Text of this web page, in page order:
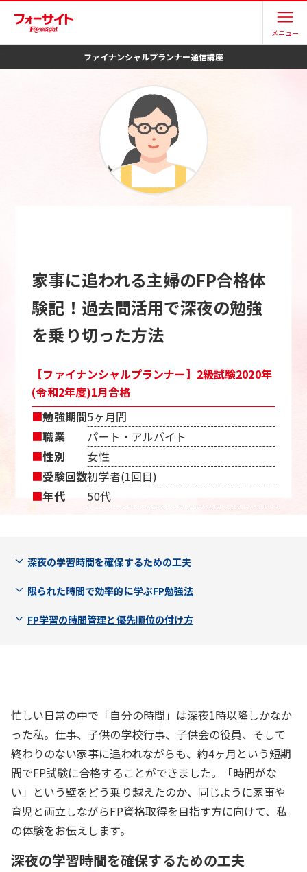
メニュー
ファイナンシャルプランナー通信講座
家事に追われる主婦のFP合格体
験記！過去問活用で深夜の勉強
を乗り切った方法
【ファイナンシャルプランナー】2級試験2020年
(令和2年度)1月合格
■勉強期間5ヶ月間
■職業
パート・アルバイト
■性別
女性
■受験回数初学者(1回目)
■年代 50代
深夜の学習時間を確保するための工夫
限られた時間で効率的に学ぶFP勉強法
FP学習の時間管理と優先順位の付け方
忙しい日常の中で「自分の時間」は深夜1時以降しかなか
った私。仕事、子供の学校行事、子供会の役員、そして
終わりのない家事に追われながらも、約4ヶ月という短期
間でFP試験に合格することができました。「時間がな
い」という壁をどう乗り越えたのか、同じように家事や
育児と両立しながらFP資格取得を目指す方に向けて、私
の体験をお伝えします。
深夜の学習時間を確保するための工夫